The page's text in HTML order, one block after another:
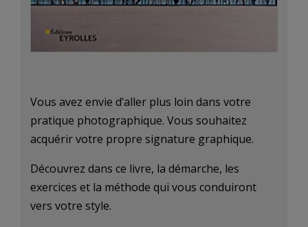
Vous avez envie d’aller plus loin dans votre
pratique photographique. Vous souhaitez
acquérir votre propre signature graphique.
Découvrez dans ce livre, la démarche, les
exercices et la méthode qui vous conduiront
vers votre style.